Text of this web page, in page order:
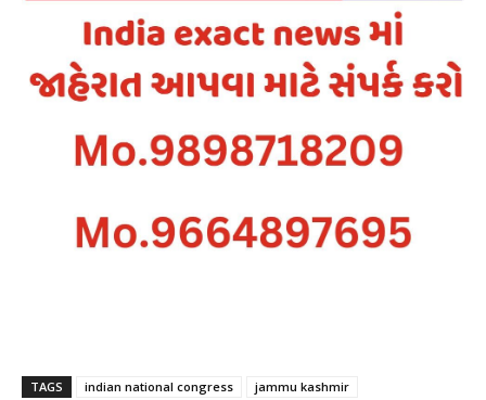
TAGS indian national congress jammu kashmir